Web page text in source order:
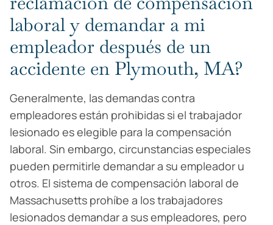
laboral y demandar a mi
empleador después de un
accidente en Plymouth, MA?
Generalmente, las demandas contra
empleadores están prohibidas si el trabajador
lesionado es elegible para la compensación
laboral. Sin embargo, circunstancias especiales
pueden permitirle demandar a su empleador u
otros. El sistema de compensación laboral de
Massachusetts prohíbe a los trabajadores
lesionados demandar a sus empleadores, pero